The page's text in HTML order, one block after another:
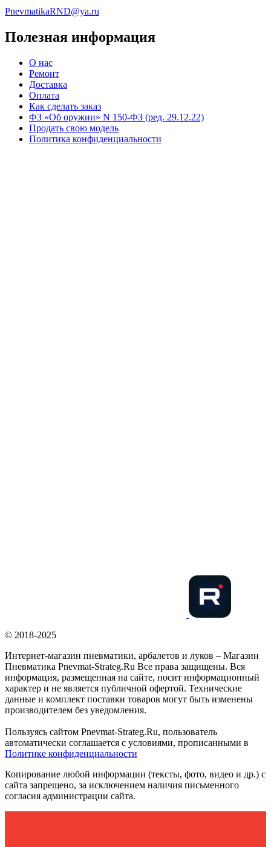
PnevmatikaRND@ya.ru
Полезная информация
О нас
Ремонт
Доставка
Оплата
Как сделать заказ
ФЗ «Об оружии» N 150-ФЗ (ред. 29.12.22)
Продать свою модель
Политика конфиденциальности
© 2018-2025
Интернет-магазин пневматики, арбалетов и луков – Магазин
Пневматика Pnevmat-Strateg.Ru Все права защищены. Вся
информация, размещенная на сайте, носит информационный
характер и не является публичной офертой. Технические
данные и комплект поставки товаров могут быть изменены
производителем без уведомления.
Пользуясь сайтом Pnevmat-Strateg.Ru, пользователь
автоматически соглашается с условиями, прописанными в
Политике конфиденциальности
Копирование любой информации (тексты, фото, видео и др.) с
сайта запрещено, за исключением наличия письменного
согласия администрации сайта.